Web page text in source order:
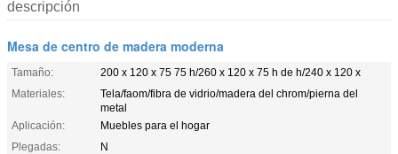
descripción
Mesa de centro de madera moderna
Tamaño:
200 x 120 x 75 75 h/260 x 120 x 75 h de h/240 x 120 x
Materiales:
Tela/faom/fibra de vidrio/madera del chrom/pierna del
metal
Aplicación:
Muebles para el hogar
Plegadas:
N